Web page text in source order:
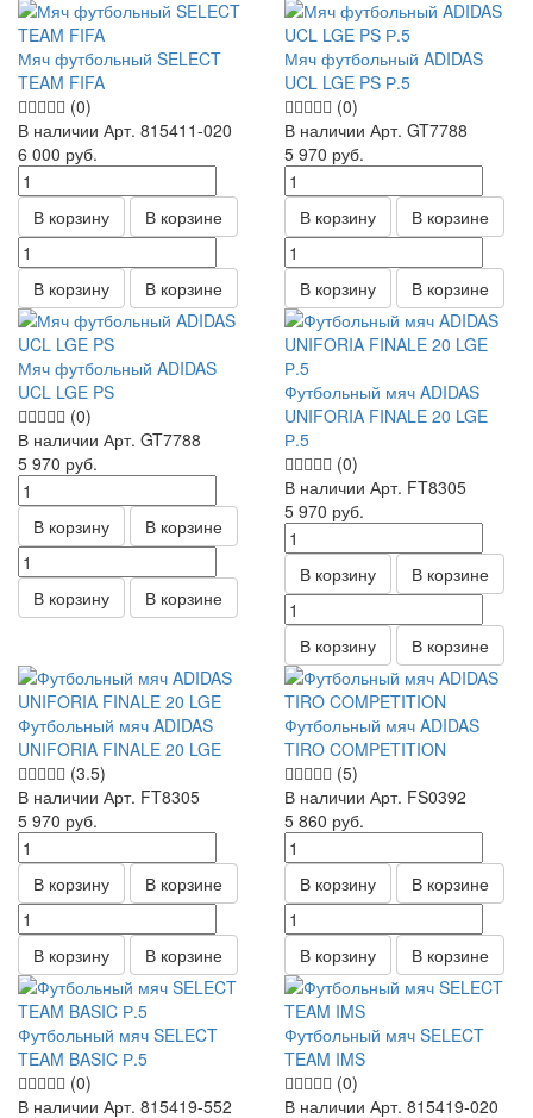
Мяч футбольный SELECT
TEAM FIFA
(0)
В наличии Арт. 815411-020
6 000 руб.
В корзину В корзине
В корзину В корзине
Мяч футбольный ADIDAS
UCL LGE PS Р.5
(0)
В наличии Арт. GT7788
5 970 руб.
В корзину В корзине
В корзину В корзине
Мяч футбольный ADIDAS
UCL LGE PS
(0)
В наличии Арт. GT7788
5 970 руб.
В корзину В корзине
В корзину В корзине
Футбольный мяч ADIDAS
UNIFORIA FINALE 20 LGE
Р.5
(0)
В наличии Арт. FT8305
5 970 руб.
В корзину В корзине
В корзину В корзине
Футбольный мяч ADIDAS
UNIFORIA FINALE 20 LGE
(3.5)
В наличии Арт. FT8305
5 970 руб.
В корзину В корзине
В корзину В корзине
Футбольный мяч ADIDAS
TIRO COMPETITION
(5)
В наличии Арт. FS0392
5 860 руб.
В корзину В корзине
В корзину В корзине
Футбольный мяч SELECT
TEAM BASIC Р.5
(0)
В наличии Арт. 815419-552
Футбольный мяч SELECT
TEAM IMS
(0)
В наличии Арт. 815419-020